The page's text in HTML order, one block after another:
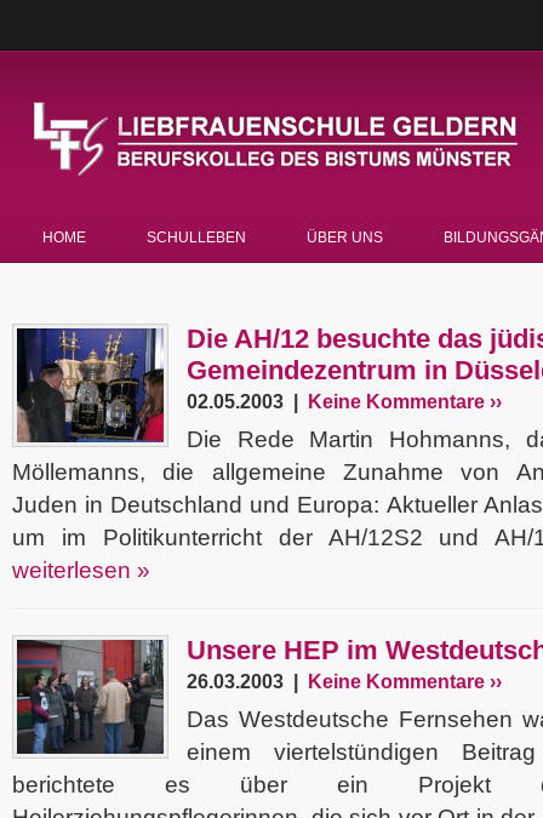
HOME SCHULLEBEN ÜBER UNS
Die AH/12 besuchte das
Gemeindezentrum in
02.05.2003 | Keine Kommentare ››
Die Rede Martin Hohmanns,
Möllemanns, die allgemeine Zunahme von
Juden in Deutschland und Europa: Aktueller
um im Politikunterricht der AH/12S2 und
weiterlesen »
Unsere HEP im
26.03.2003 | Keine Kommentare ››
Das Westdeutsche Fernsehen
einem viertelstündigen
berichtete es über ein Projekt